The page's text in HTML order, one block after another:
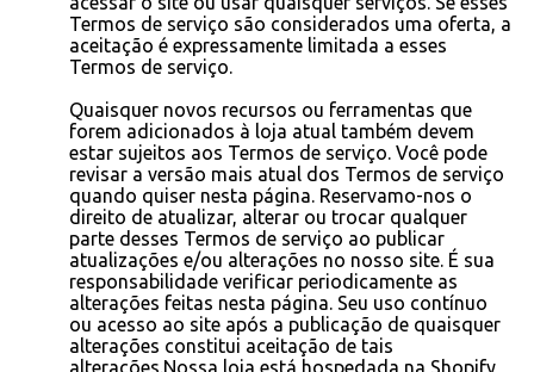
Termos de serviço são considerados uma oferta, a
aceitação é expressamente limitada a esses
Termos de serviço.
Quaisquer novos recursos ou ferramentas que
forem adicionados à loja atual também devem
estar sujeitos aos Termos de serviço. Você pode
revisar a versão mais atual dos Termos de serviço
quando quiser nesta página. Reservamo-nos o
direito de atualizar, alterar ou trocar qualquer
parte desses Termos de serviço ao publicar
atualizações e/ou alterações no nosso site. É sua
responsabilidade verificar periodicamente as
alterações feitas nesta página. Seu uso contínuo
ou acesso ao site após a publicação de quaisquer
alterações constitui aceitação de tais
alterações.Nossa loja está hospedada na Shopify